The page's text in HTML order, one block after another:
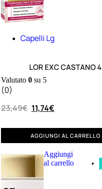
Capelli Lg
LOR EXC CASTANO 4
Valutato 0su 5
(0)
23,49€ 11,74€
AGGIUNGI AL CARRELLO
Aggiungi
al carrello